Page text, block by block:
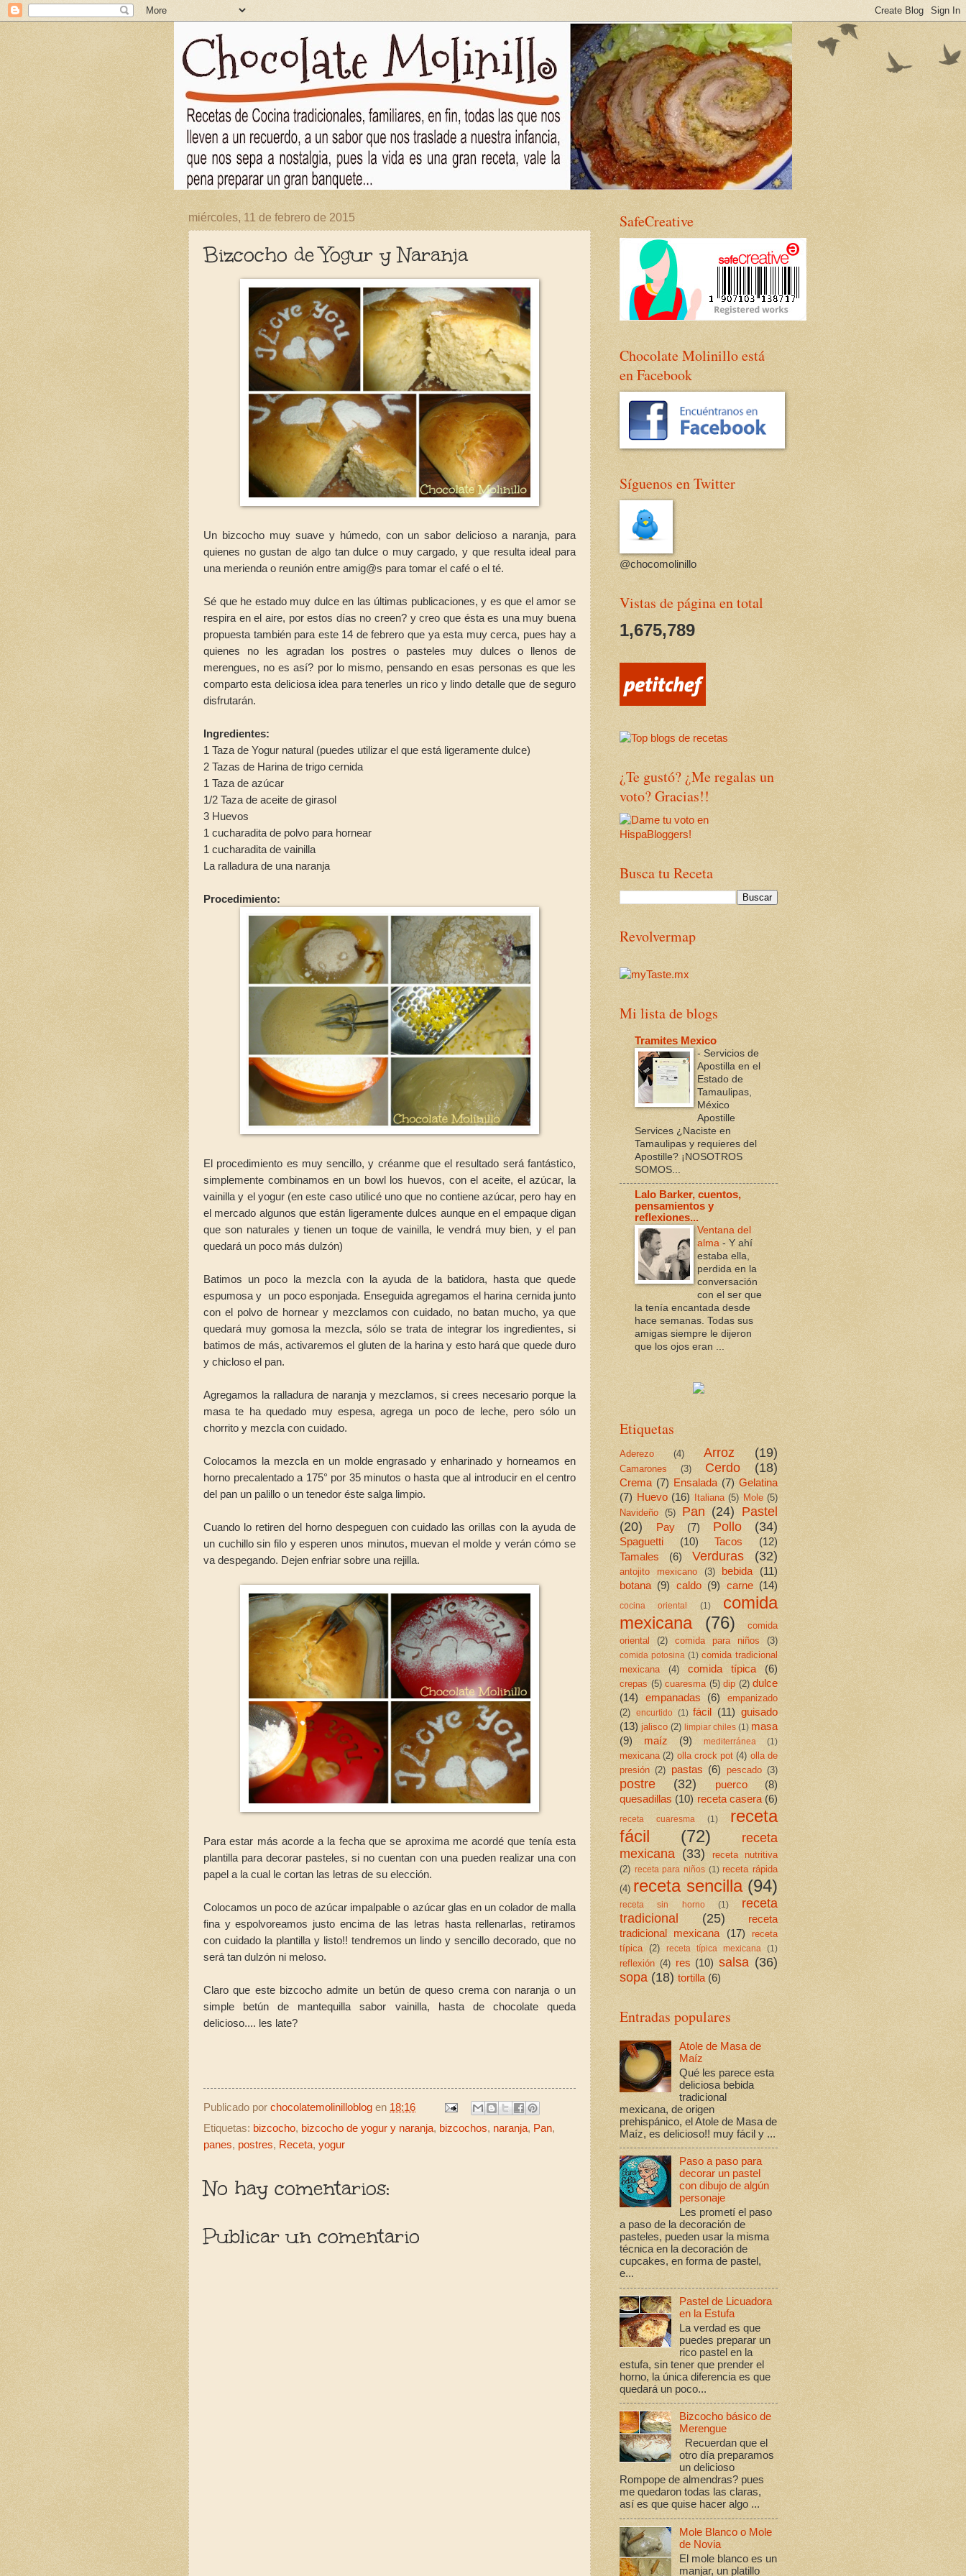
miércoles, 11 de febrero de 2015
Bizcocho de Yogur y Naranja
Un bizcocho muy suave y húmedo, con un sabor delicioso a naranja, para
quienes no gustan de algo tan dulce o muy cargado, y que resulta ideal para
una merienda o reunión entre amig@s para tomar el café o el té.
Sé que he estado muy dulce en las últimas publicaciones, y es que el amor se
respira en el aire, por estos días no creen? y creo que ésta es una muy buena
propuesta también para este 14 de febrero que ya esta muy cerca, pues hay a
quienes no les agradan los postres o pasteles muy dulces o llenos de
merengues, no es así? por lo mismo, pensando en esas personas es que les
comparto esta deliciosa idea para tenerles un rico y lindo detalle que de seguro
disfrutarán.
Ingredientes:
1 Taza de Yogur natural (puedes utilizar el que está ligeramente dulce)
2 Tazas de Harina de trigo cernida
1 Taza de azúcar
1/2 Taza de aceite de girasol
3 Huevos
1 cucharadita de polvo para hornear
1 cucharadita de vainilla
La ralladura de una naranja
Procedimiento:
El procedimiento es muy sencillo, y créanme que el resultado será fantástico,
simplemente combinamos en un bowl los huevos, con el aceite, el azúcar, la
vainilla y el yogur (en este caso utilicé uno que no contiene azúcar, pero hay en
el mercado algunos que están ligeramente dulces aunque en el empaque digan
que son naturales y tienen un toque de vainilla, le vendrá muy bien, y el pan
quedará un poco más dulzón)
Batimos un poco la mezcla con la ayuda de la batidora, hasta que quede
espumosa y un poco esponjada. Enseguida agregamos el harina cernida junto
con el polvo de hornear y mezclamos con cuidado, no batan mucho, ya que
quedará muy gomosa la mezcla, sólo se trata de integrar los ingredientes, si
batimos de más, activaremos el gluten de la harina y esto hará que quede duro
y chicloso el pan.
Agregamos la ralladura de naranja y mezclamos, si crees necesario porque la
masa te ha quedado muy espesa, agrega un poco de leche, pero sólo un
chorrito y mezcla con cuidado.
Colocamos la mezcla en un molde engrasado y enharinado y horneamos en
horno precalentado a 175° por 35 minutos o hasta que al introducir en el centro
del pan un palillo o un tenedor éste salga limpio.
Cuando lo retiren del horno despeguen con cuidado las orillas con la ayuda de
un cuchillo sin filo y esperen unos minutos, muevan el molde y verán cómo se
va despegando. Dejen enfriar sobre una rejilla.
Para estar más acorde a la fecha que se aproxima me acordé que tenía esta
plantilla para decorar pasteles, si no cuentan con una pueden realizar una con
papel a la cual le cortan las letras de su elección.
Colocamos un poco de azúcar impalpable o azúcar glas en un colador de malla
fina y espolvoreamos justo encima de las letras hasta rellenarlas, retiramos
con cuidado la plantilla y listo!! tendremos un lindo y sencillo decorado, que no
será tan dulzón ni meloso.
Claro que este bizcocho admite un betún de queso crema con naranja o un
simple betún de mantequilla sabor vainilla, hasta de chocolate queda
delicioso.... les late?
Publicado por chocolatemolinilloblog en 18:16
Etiquetas: bizcocho, bizcocho de yogur y naranja, bizcochos, naranja, Pan,
panes, postres, Receta, yogur
No hay comentarios:
Publicar un comentario
SafeCreative
Chocolate Molinillo está
en Facebook
Síguenos en Twitter
@chocomolinillo
Vistas de página en total
1,675,789
¿Te gustó? ¿Me regalas un
voto? Gracias!!
Busca tu Receta
Revolvermap
Mi lista de blogs
Tramites Mexico
- Servicios de
Apostilla en el
Estado de
Tamaulipas,
México
Apostille
Services ¿Naciste en
Tamaulipas y requieres del
Apostille? ¡NOSOTROS
SOMOS...
Lalo Barker, cuentos,
pensamientos y
reflexiones...
Ventana del
alma - Y ahí
estaba ella,
perdida en la
conversación
con el ser que
la tenía encantada desde
hace semanas. Todas sus
amigas siempre le dijeron
que los ojos eran ...
Etiquetas
Aderezo (4) Arroz (19)
Camarones (3) Cerdo (18)
Crema (7) Ensalada (7) Gelatina
(7) Huevo (16) Italiana (5) Mole (5)
Navideño (5) Pan (24) Pastel
(20)
Pay (7) Pollo (34)
Spaguetti (10) Tacos
(12)
Tamales
(6) Verduras (32)
antojito mexicano (3) bebida
(11)
botana (9) caldo (9) carne (14)
cocina oriental (1)
comida
mexicana
(76)
comida
oriental
(2) comida para niños (3)
comida potosina (1) comida tradicional
mexicana
(4) comida típica (6)
crepas (5) cuaresma (5) dip (2) dulce
(14)
empanadas (6)
empanizado
(2)
encurtido (1) fácil (11) guisado
(13) jalisco (2) limpiar chiles (1) masa
(9)
maíz (9) mediterránea (1)
mexicana (2) olla crock pot (4) olla de
presión (2) pastas (6) pescado (3)
postre (32) puerco
(8)
quesadillas (10) receta casera (6)
receta cuaresma (1)
receta
fácil
(72)
receta
mexicana (33)
receta nutritiva
(2) receta para niños (1) receta rápida
(4) receta sencilla (94)
receta sin horno (1)
receta
tradicional
(25)
receta
tradicional mexicana
(17)
receta
típica (2) receta típica mexicana (1)
reflexión (4) res (10) salsa (36)
sopa (18) tortilla (6)
Entradas populares
Atole de Masa de
Maíz
Qué les parece esta
deliciosa bebida
tradicional
mexicana, de origen
prehispánico, el Atole de Masa de
Maíz, es delicioso!! muy fácil y ...
Paso a paso para
decorar un pastel
con dibujo de algún
personaje
Les prometí el paso
a paso de la decoración de
pasteles, pueden usar la misma
técnica en la decoración de
cupcakes, en forma de pastel,
e...
Pastel de Licuadora
en la Estufa
La verdad es que
puedes preparar un
rico pastel en la
estufa, sin tener que prender el
horno, la única diferencia es que
quedará un poco...
Bizcocho básico de
Merengue
Recuerdan que el
otro día preparamos
un delicioso
Rompope de almendras? pues
me quedaron todas las claras,
así es que quise hacer algo ...
Mole Blanco o Mole
de Novia
El mole blanco es un
manjar, un platillo